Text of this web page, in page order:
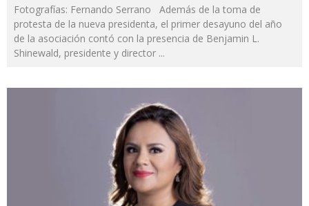
Fotografías: Fernando Serrano Además de la toma de
protesta de la nueva presidenta, el primer desayuno del año
de la asociación contó con la presencia de Benjamin L.
Shinewald, presidente y director ...